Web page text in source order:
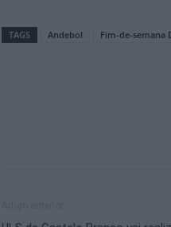
TAGS Andebol Fim-de-semana